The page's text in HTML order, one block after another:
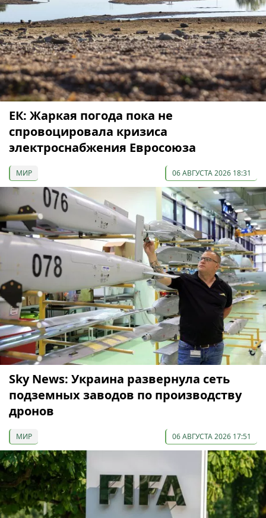
ЕК: Жаркая погода пока не
спровоцировала кризиса
электроснабжения Евросоюза
МИР 06 АВГУСТА 2026 18:31
Sky News: Украина развернула сеть
подземных заводов по производству
дронов
МИР 06 АВГУСТА 2026 17:51